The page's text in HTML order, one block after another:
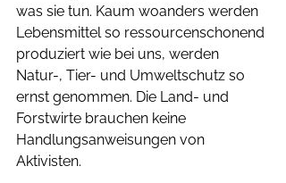
was sie tun. Kaum woanders werden
Lebensmittel so ressourcenschonend
produziert wie bei uns, werden
Natur-, Tier- und Umweltschutz so
ernst genommen. Die Land- und
Forstwirte brauchen keine
Handlungsanweisungen von
Aktivisten.